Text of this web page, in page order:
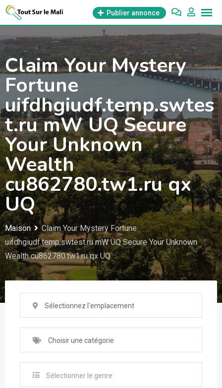
Aller
Publier annonce
Claim Your Mystery
Fortune
uifdhgiudf.temp.swtes
t.ru mW UQ Secure
Your Unknown
Wealth
cu862780.tw1.ru qx
UQ
Maison
Claim Your Mystery Fortune
uifdhgiudf.temp.swtest.ru mW UQ Secure Your Unknown
Wealth cu862780.tw1.ru qx UQ
Sélectionnez l'emplacement
Choisir une catégorie
Sélectionner le genre